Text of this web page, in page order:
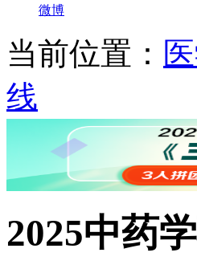
微博
当前位置：
线
2025中药